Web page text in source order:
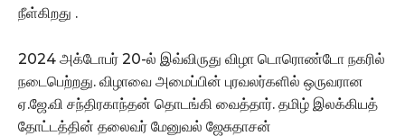
நீள்கிறது .
2024 அக்டோபர் 20-ல் இவ்விருது விழா டொரொண்டோ நகரில்
நடைபெற்றது. விழாவை அமைப்பின் புரவலர்களில் ஒருவரான
ஏ.ஜே.வி சந்திரகாந்தன் தொடங்கி வைத்தார். தமிழ் இலக்கியத்
தோட்டத்தின் தலைவர் மேனுவல் ஜேசுதாசன்